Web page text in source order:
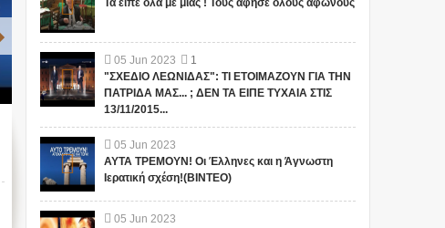
Τα είπε όλα με μιας ! Τους άφησε όλους άφωνους
05 Jun 2023
1
"ΣΧΕΔΙΟ ΛΕΩΝΙΔΑΣ": ΤΙ ΕΤΟΙΜΑΖΟΥΝ ΓΙΑ ΤΗΝ
ΠΑΤΡΙΔΑ ΜΑΣ... ; ΔΕΝ ΤΑ ΕΙΠΕ ΤΥΧΑΙΑ ΣΤΙΣ
13/11/2015...
05 Jun 2023
ΑΥΤΑ ΤΡΕΜΟΥΝ! Οι Έλληνες και η Άγνωστη
Ιερατική σχέση!(ΒΙΝΤΕΟ)
05 Jun 2023